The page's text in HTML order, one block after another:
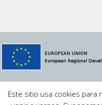
© 2021 Megavatio
Política de
Este sitio usa cookies